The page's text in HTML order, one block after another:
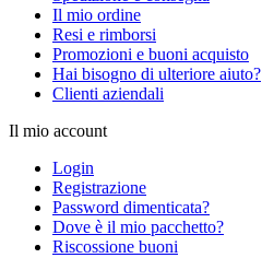
Il mio ordine
Resi e rimborsi
Promozioni e buoni acquisto
Hai bisogno di ulteriore aiuto?
Clienti aziendali
Il mio account
Login
Registrazione
Password dimenticata?
Dove è il mio pacchetto?
Riscossione buoni